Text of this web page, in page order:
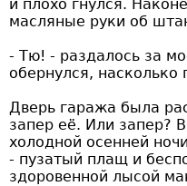
и плохо гнулся.
масляные руки об
- Тю! - раздалось за
обернулся, насколько
Дверь гаража была
запер её. Или запер?
холодной осенней
- пузатый плащ и
здоровенной лысой